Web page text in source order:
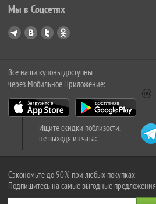
Мы в Соцсетях
Все наши купоны доступны
через Мобильное Приложение:
Ищите скидки поблизости,
не выходя из чата:
Сэкономьте до 90% при любых покупках
Подпишитесь на самые выгодные предложения